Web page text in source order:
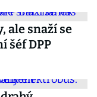
ale snaží se
šéf DPP